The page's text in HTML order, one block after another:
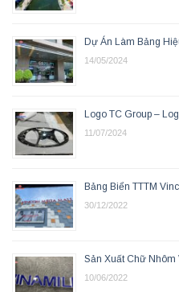
Dự Án Làm Bảng
14/05/2024
Logo TC Group –
11/07/2024
Bảng Biển TTTM
30/12/2022
Sản Xuất Chữ Nhôm
10/06/2022